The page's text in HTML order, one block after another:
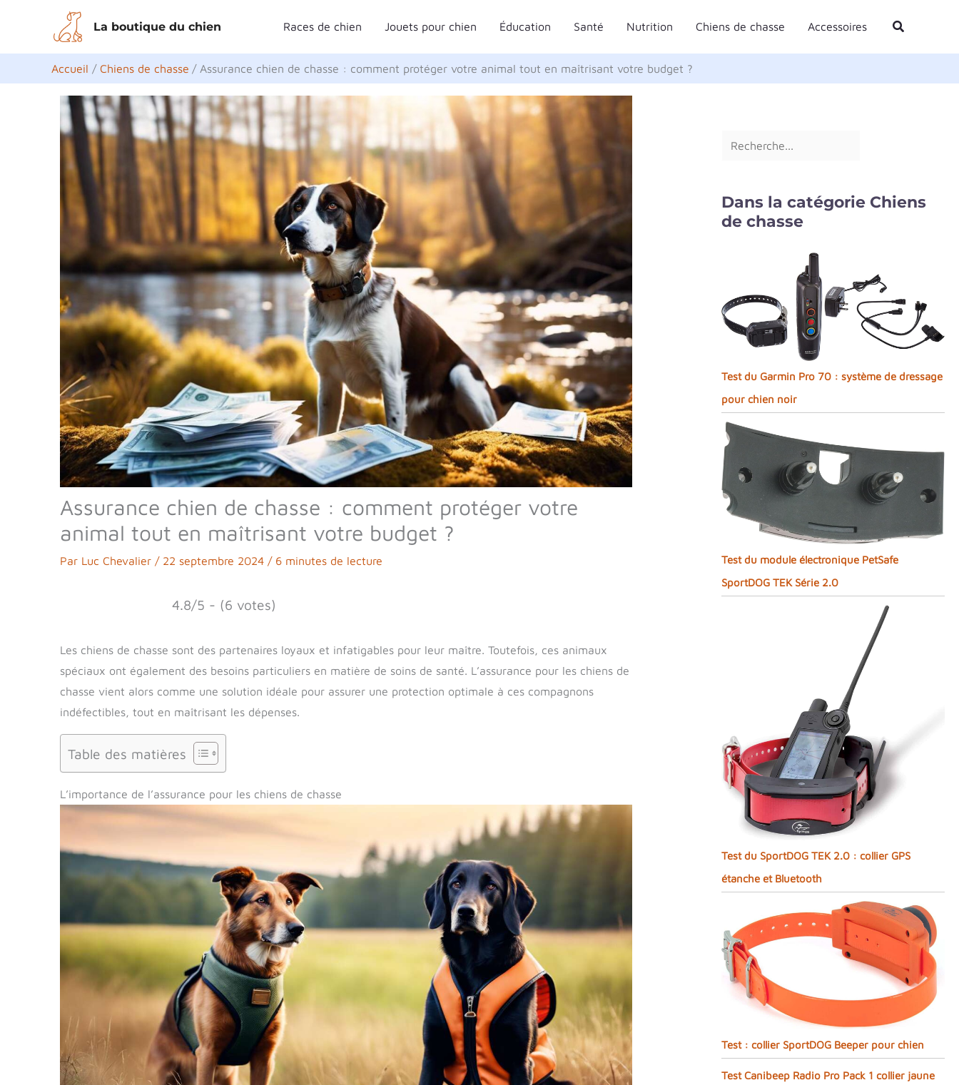
contenu
La boutique du chien Races de chien Jouets pour chien Éducation Santé Nutrition Chiens de chasse Accessoires Rechercher
Accueil Chiens de chasse Assurance chien de chasse : comment protéger votre animal tout en maîtrisant votre budget ?
Assurance chien de chasse : comment protéger votre
animal tout en maîtrisant votre budget ?
Par Luc Chevalier / 22 septembre 2024 / 6 minutes de lecture
4.8/5 - (6 votes)
Les chiens de chasse sont des partenaires loyaux et infatigables pour leur maître. Toutefois, ces animaux
spéciaux ont également des besoins particuliers en matière de soins de santé. L’assurance pour les chiens de
chasse vient alors comme une solution idéale pour assurer une protection optimale à ces compagnons
indéfectibles, tout en maîtrisant les dépenses.
Table des matières
L’importance de l’assurance pour les chiens de chasse
e
c
e
r
Dans la catégorie Chiens
de chasse
Test du Garmin Pro 70 : système de dressage
pour chien noir
Test du module électronique PetSafe
SportDOG TEK Série 2.0
Test du SportDOG TEK 2.0 : collier GPS
étanche et Bluetooth
Test : collier SportDOG Beeper pour chien
Test Canibeep Radio Pro Pack 1 collier jaune